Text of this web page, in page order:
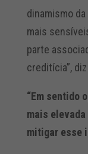
dinamismo
mais
parte
creditícia”,
“Em sentido
mais
mitigar esse